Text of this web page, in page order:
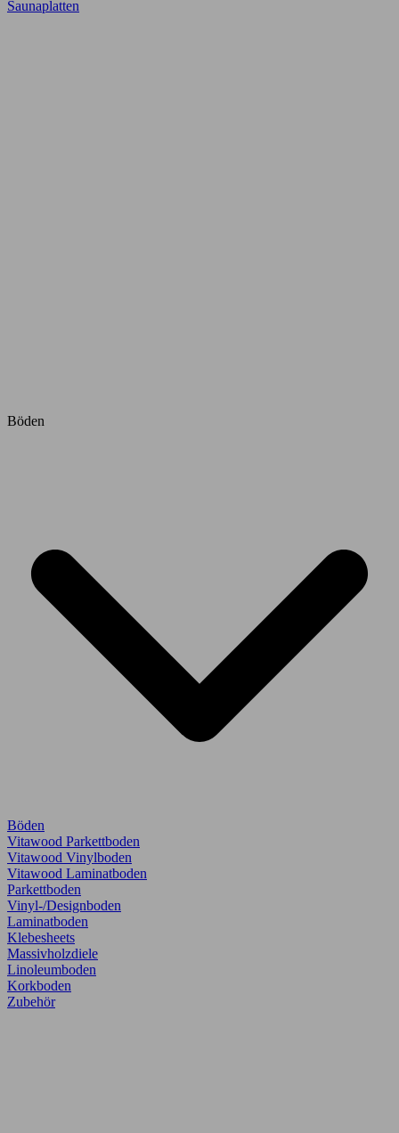
Saunaplatten
Böden
Böden
Vitawood Parkettboden
Vitawood Vinylboden
Vitawood Laminatboden
Parkettboden
Vinyl-/Designboden
Laminatboden
Klebesheets
Massivholzdiele
Linoleumboden
Korkboden
Zubehör